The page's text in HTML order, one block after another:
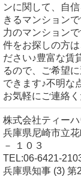
ンに関して、自
きるマンション
力のマンション
件をお探しの方
ださい♪豊富な賃
るので、ご希望
できます♪不明な
お気軽にご連絡
株式会社ティーハ
兵庫県尼崎市立
－ １０３
TEL:06-6421-
兵庫県知事 (3) 第